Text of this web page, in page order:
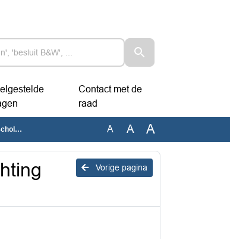
Contact met de
raad
A A A
Vorige pagina